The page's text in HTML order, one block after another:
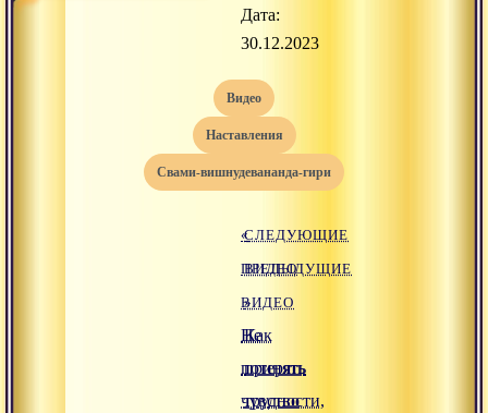
Дата:
30.12.2023
видео
наставления
свами-вишнудевананда-гири
«
ПРЕДЫДУЩИЕ
ВИДЕО
Не
потерять
чувство
СЛЕДУЮЩИЕ
ВИДЕО
»
Как
принять
трудности,